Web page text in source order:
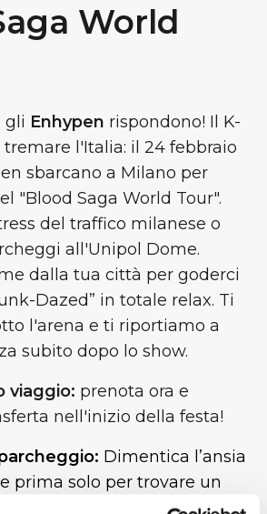
World
gli Enhypen rispondono! Il K-
l'Italia: il 24 febbraio
sbarcano a Milano per
"Blood Saga World Tour".
del traffico milanese o
all'Unipol Dome.
dalla tua città per goderci
Dazed” in totale relax. Ti
l'arena e ti riportiamo a
subito dopo lo show.
viaggio: prenota ora e
nell'inizio della festa!
Dimentica l’ansia
prima solo per trovare un
dall’ingresso o, peggio,